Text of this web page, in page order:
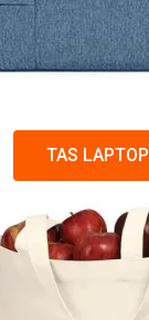
TAS LAPTOP